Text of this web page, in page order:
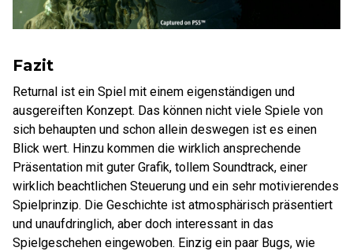
Fazit
Returnal ist ein Spiel mit einem eigenständigen und
ausgereiften Konzept. Das können nicht viele Spiele von
sich behaupten und schon allein deswegen ist es einen
Blick wert. Hinzu kommen die wirklich ansprechende
Präsentation mit guter Grafik, tollem Soundtrack, einer
wirklich beachtlichen Steuerung und ein sehr motivierendes
Spielprinzip. Die Geschichte ist atmosphärisch präsentiert
und unaufdringlich, aber doch interessant in das
Spielgeschehen eingewoben. Einzig ein paar Bugs, wie